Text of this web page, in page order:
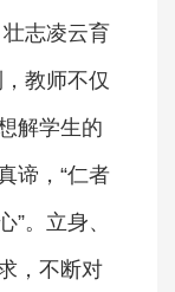
志凌云育
教师不仅
解学生的
谛，“仁者
。立身、
，不断对